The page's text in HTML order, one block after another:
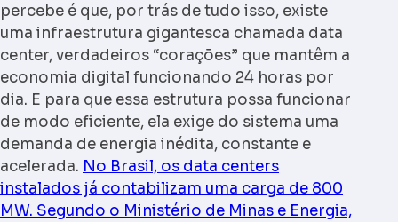
percebe é que, por trás de tudo isso, existe
uma infraestrutura gigantesca chamada data
center, verdadeiros “corações” que mantêm a
economia digital funcionando 24 horas por
dia. E para que essa estrutura possa funcionar
de modo eficiente, ela exige do sistema uma
demanda de energia inédita, constante e
acelerada. No Brasil, os data centers
instalados já contabilizam uma carga de 800
MW. Segundo o Ministério de Minas e Energia,